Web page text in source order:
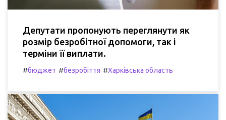
Депутати пропонують переглянути як
розмір безробітної допомоги, так і
терміни її виплати.
#бюджет #безробіття #Харківська область